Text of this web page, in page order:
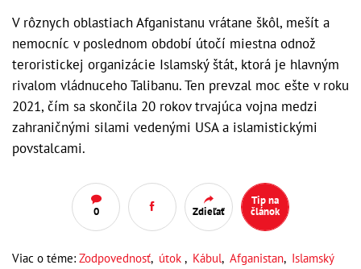
V rôznych oblastiach Afganistanu vrátane škôl, mešít a
nemocníc v poslednom období útočí miestna odnož
teroristickej organizácie Islamský štát, ktorá je hlavným
rivalom vládnuceho Talibanu. Ten prevzal moc ešte v roku
2021, čím sa skončila 20 rokov trvajúca vojna medzi
zahraničnými silami vedenými USA a islamistickými
povstalcami.
0 Zdieľať
Tip na
článok
Viac o téme: Zodpovednosť, útok , Kábul, Afganistan, Islamský